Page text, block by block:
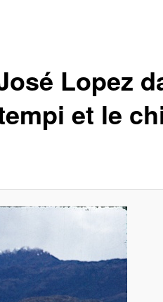
Lopez
et le